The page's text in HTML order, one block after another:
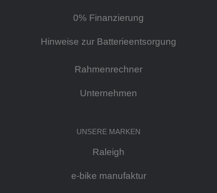
0% Finanzierung
Hinweise zur Batterieentsorgung
Rahmenrechner
Unternehmen
UNSERE MARKEN
Raleigh
e-bike manufaktur